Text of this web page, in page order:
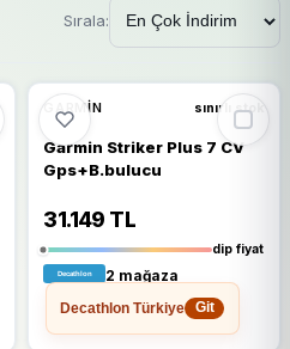
Sırala:
%64 %64 DÜŞTÜ
GARMIN sınırlı stok
Garmin Striker Plus 7 CV
Gps+B.bulucu
31.149 TL
dip fiyat
2 mağaza
Decathlon Türkiye
Git